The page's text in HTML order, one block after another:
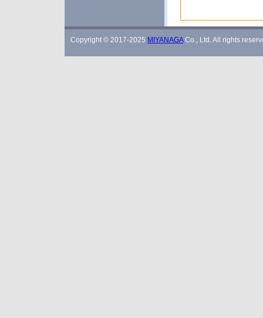
Copyright © 2017-2025 MIYANAGACo., Ltd. All rights